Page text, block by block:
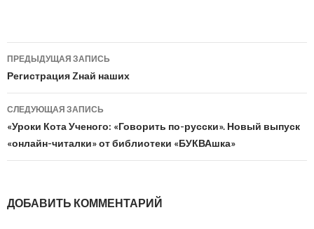
Навигация
по
записям
ПРЕДЫДУЩАЯ ЗАПИСЬ
Регистрация Zнай наших
СЛЕДУЮЩАЯ ЗАПИСЬ
«Уроки Кота Ученого: «Говорить по-русски». Новый выпуск
«онлайн-читалки» от библиотеки «БУКВАшка»
ДОБАВИТЬ КОММЕНТАРИЙ